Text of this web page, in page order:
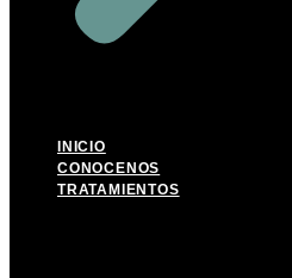
INICIO
CONOCENOS
TRATAMIENTOS